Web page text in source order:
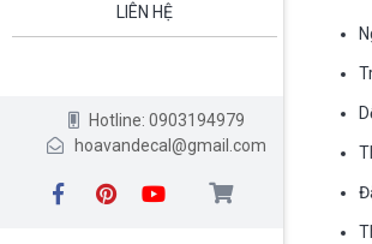
LIÊN HỆ
Hotline: 0903194979
hoavandecal@gmail.com